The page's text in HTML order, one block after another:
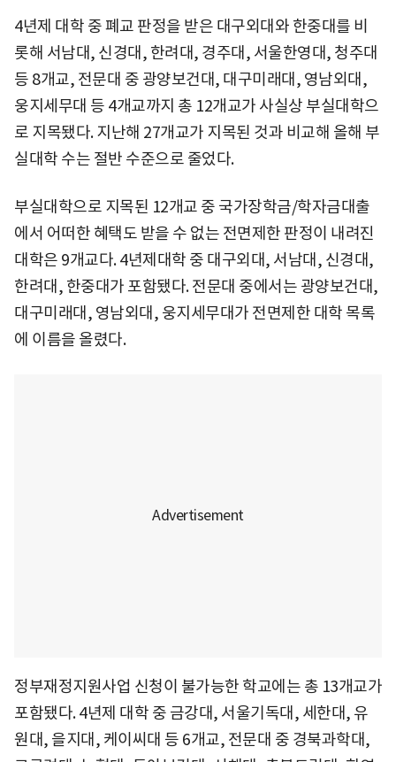
4년제 대학 중 폐교 판정을 받은 대구외대와 한중대를 비
롯해 서남대, 신경대, 한려대, 경주대, 서울한영대, 청주대
등 8개교, 전문대 중 광양보건대, 대구미래대, 영남외대,
웅지세무대 등 4개교까지 총 12개교가 사실상 부실대학으
로 지목됐다. 지난해 27개교가 지목된 것과 비교해 올해 부
실대학 수는 절반 수준으로 줄었다.
부실대학으로 지목된 12개교 중 국가장학금/학자금대출
에서 어떠한 혜택도 받을 수 없는 전면제한 판정이 내려진
대학은 9개교다. 4년제대학 중 대구외대, 서남대, 신경대,
한려대, 한중대가 포함됐다. 전문대 중에서는 광양보건대,
대구미래대, 영남외대, 웅지세무대가 전면제한 대학 목록
에 이름을 올렸다.
정부재정지원사업 신청이 불가능한 학교에는 총 13개교가
포함됐다. 4년제 대학 중 금강대, 서울기독대, 세한대, 유
원대, 을지대, 케이씨대 등 6개교, 전문대 중 경북과학대,